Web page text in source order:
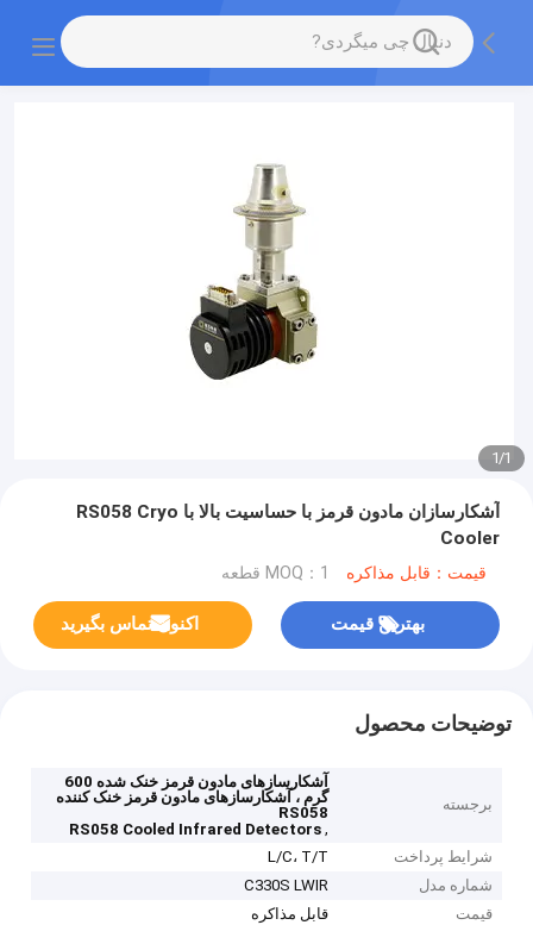
1
/
1
آشکارسازان مادون قرمز با حساسیت بالا با RS058 Cryo
Cooler
قیمت：قابل مذاکره MOQ：1 قطعه
بهترین قیمت اکنون تماس بگیرید
توضیحات محصول
برجسته
آشکارسازهای مادون قرمز خنک شده 600
گرم ، آشکارسازهای مادون قرمز خنک کننده
RS058
,
RS058 Cooled Infrared Detectors
شرایط پرداخت
L/C، T/T
شماره مدل
C330S LWIR
قیمت
قابل مذاکره